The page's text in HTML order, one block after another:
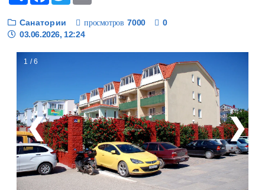
Санатории просмотров 7000
0
03.06.2026, 12:24
1 / 6
❮ ❯